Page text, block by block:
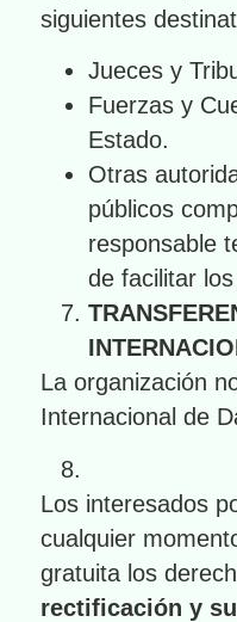
siguientes
Jueces y
Fuerzas y
Estado.
Otras
públicos
responsable
de facilitar
La organización
Internacional de
Los interesados
cualquier
gratuita los
rectificación y